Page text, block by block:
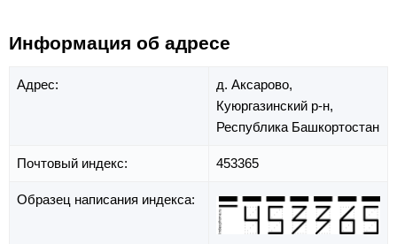
Информация об адресе
Адрес:
д. Аксарово,
Куюргазинский р-н,
Республика Башкортостан
Почтовый индекс: 453365
Образец написания индекса: